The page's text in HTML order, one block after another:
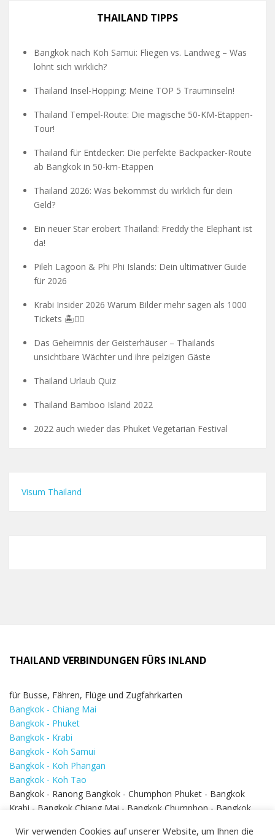
THAILAND TIPPS
Bangkok nach Koh Samui: Fliegen vs. Landweg – Was
lohnt sich wirklich?
Thailand Insel-Hopping: Meine TOP 5 Trauminseln!
Thailand Tempel-Route: Die magische 50-KM-Etappen-
Tour!
Thailand für Entdecker: Die perfekte Backpacker-Route
ab Bangkok in 50-km-Etappen
Thailand 2026: Was bekommst du wirklich für dein
Geld?
Ein neuer Star erobert Thailand: Freddy the Elephant ist
da!
Pileh Lagoon & Phi Phi Islands: Dein ultimativer Guide
für 2026
Krabi Insider 2026 Warum Bilder mehr sagen als 1000
Tickets 🏝️🧗‍♂️
Das Geheimnis der Geisterhäuser – Thailands
unsichtbare Wächter und ihre pelzigen Gäste
Thailand Urlaub Quiz
Thailand Bamboo Island 2022
2022 auch wieder das Phuket Vegetarian Festival
Visum Thailand
THAILAND VERBINDUNGEN FÜRS INLAND
für Busse, Fähren, Flüge und Zugfahrkarten
Bangkok - Chiang Mai
Bangkok - Phuket
Bangkok - Krabi
Bangkok - Koh Samui
Bangkok - Koh Phangan
Bangkok - Koh Tao
Bangkok - Ranong Bangkok - Chumphon Phuket - Bangkok
Krabi - Bangkok Chiang Mai - Bangkok Chumphon - Bangkok
Wir verwenden Cookies auf unserer Website, um Ihnen die